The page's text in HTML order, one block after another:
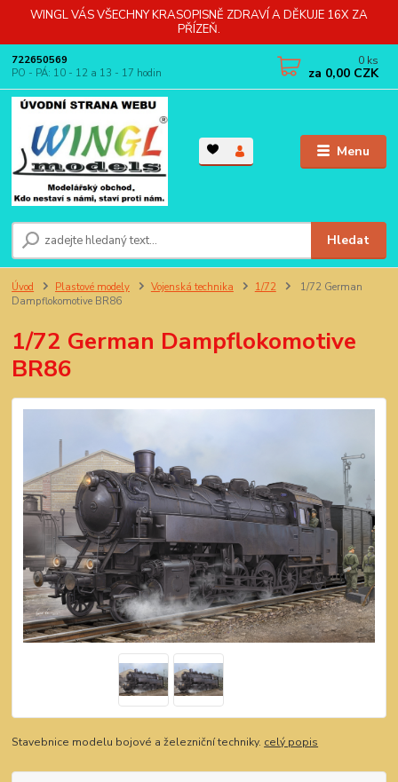
WINGL VÁS VŠECHNY KRASOPISNĚ ZDRAVÍ A DĚKUJE 16X ZA
PŘÍZEŇ.
Menu
Hledat
722650569
PO - PÁ: 10 - 12 a 13 - 17 hodin
0 ks
za 0,00 CZK
Úvod Plastové modely Vojenská technika 1/72
1/72 German
Dampflokomotive BR86
1/72 German Dampflokomotive
BR86
Stavebnice modelu bojové a železniční techniky. celý popis